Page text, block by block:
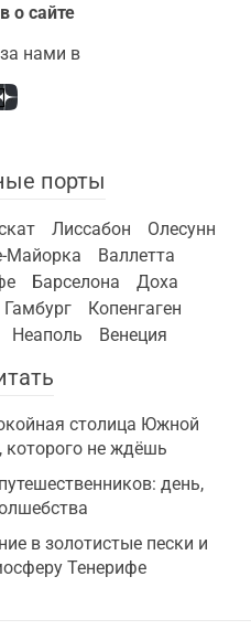
о сайте
нами в
порты
Лиссабон
Олесунн
Майорка
Валлетта
Барселона
Доха
Гамбург
Копенгаген
Неаполь Венеция
столица Южной
не ждёшь
день,
в золотистые пески и
Тенерифе